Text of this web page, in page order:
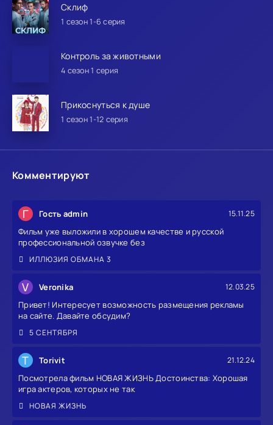
Склиф
1 сезон 1-6 серия
Контроль за животными
4 сезон 1 серия
Прикоснуться к душе
1 сезон 1-12 серия
Комментируют
Г Гость admin 15.11.25
Фильм уже выложили в хорошем качестве и русской
профессиональной озвучке без
ИЛЛЮЗИЯ ОБМАНА 3
V Veronika 12.03.25
Привет! Интересует возможность размещения рекламы
на сайте. Давайте обсудим?
5 СЕНТЯБРЯ
T Torivit 21.12.24
Посмотрела фильм НОВАЯ ЖИЗНЬ Достоинства: Хорошая
игра актеров, которых не так
НОВАЯ ЖИЗНЬ